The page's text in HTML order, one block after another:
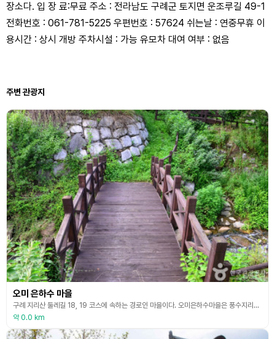
장소다. 입 장 료:무료 주소 : 전라남도 구례군 토지면 운조루길 49-1
전화번호 : 061-781-5225 우편번호 : 57624 쉬는날 : 연중무휴 이
용시간 : 상시 개방 주차시설 : 가능 유모차 대여 여부 : 없음
주변 관광지
오미 은하수 마을
구례 지리산 둘레길 18, 19 코스에 속하는 경로인 마을이다. 오미은하수마을은 풍수지리에서 말하는 배산임수의 마을로 기름진 들판이 펼쳐져 있고 섬진강이 서쪽에서 동쪽으로 흐르며 뒤에는 노고단에서 흘러내린 형제봉 능선과 왕시루봉 능선이 좌우로 펼쳐진다. 지리산 둘레길 마을 중 가장 많은 문화재를 보유하고 있으며 한옥 17호, 40여 채의 고택이 모여 마을을 이루고 민박을 운영하고 있다. 인근에 구례 3대 전통 가옥인 운조루, 쌍산재, 곡전재가 있고 그
약 0.0 km